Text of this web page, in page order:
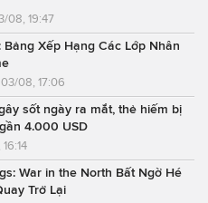
08, 19:47
Bảng Xếp Hạng Các Lớp Nhân
03/08, 17:06
sốt ngày ra mắt, thẻ hiếm bị
4.000 USD
War in the North Bất Ngờ Hé
Trở Lại